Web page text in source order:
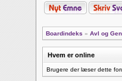
Boardindeks » Avl og
Hvem er online
Brugere der læser dette